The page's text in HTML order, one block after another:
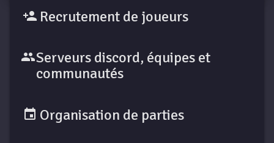
Recrutement de joueurs
Serveurs discord, équipes et
communautés
Organisation de parties